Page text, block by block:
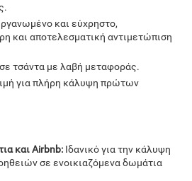
και εύχρηστο,
και αποτελεσματική αντιμετώπιση
τσάντα με λαβή μεταφοράς.
για πλήρη κάλυψη πρώτων
και Airbnb: Ιδανικό για την κάλυψη
σε ενοικιαζόμενα δωμάτια